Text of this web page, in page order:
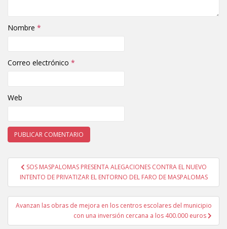
Nombre *
Correo electrónico *
Web
Navegación de entradas
SOS MASPALOMAS PRESENTA ALEGACIONES CONTRA EL NUEVO
INTENTO DE PRIVATIZAR EL ENTORNO DEL FARO DE MASPALOMAS
Avanzan las obras de mejora en los centros escolares del municipio
con una inversión cercana a los 400.000 euros